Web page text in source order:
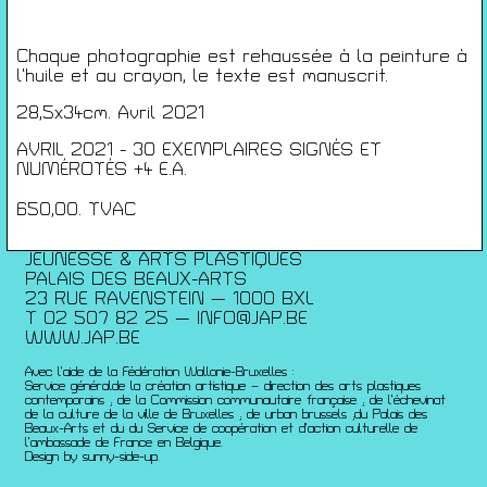
Chaque photographie est rehaussée à la peinture à
l’huile et au crayon, le texte est manuscrit.
28,5x34cm. Avril 2021
AVRIL 2021 - 30 EXEMPLAIRES SIGNÉS ET
NUMÉROTÉS +4 E.A.
650,00. TVAC
Rencontres
Architecture + Film
Expositions
Voyages
Saisons Précédentes
JEUNESSE & ARTS PLASTIQUES
PALAIS DES BEAUX-ARTS
23 RUE RAVENSTEIN — 1000 BXL
T 02 507 82 25 —
INFO@JAP.BE
WWW.JAP.BE
Avec l’aide de la Fédération Wallonie-Bruxelles :
Service généralde la création artistique – direction des arts plastiques
contemporains ; de la Commission communautaire française ; de l’échevinat
de la culture de la ville de Bruxelles ; de urban brussels ;du Palais des
Beaux-Arts et du du Service de coopération et d’action culturelle de
l’ambassade de France en Belgique.
Design by sunny-side-up.